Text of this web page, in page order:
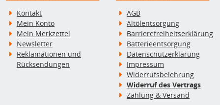
Kontakt
Mein Konto
Mein Merkzettel
Newsletter
Reklamationen und
Rücksendungen
AGB
Altölentsorgung
Barrierefreiheitserklärung
Batterieentsorgung
Datenschutzerklärung
Impressum
Widerrufsbelehrung
Widerruf des Vertrags
Zahlung & Versand